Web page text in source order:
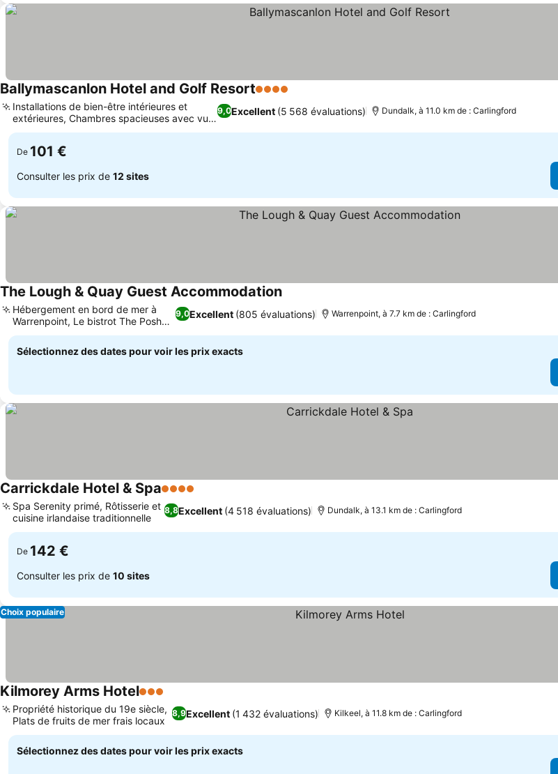
Ballymascanlon Hotel and Golf Resort4 Étoiles
9,0Excellent (5 568 évaluations)
Installations de bien-être intérieures et
extérieures, Chambres spacieuses avec vue
sur la montagne
Dundalk, à 11.0 km de : Carlingford
De 101 €
Consulter les prix de 12 sites
The Lough & Quay Guest AccommodationConsulter les prix
9,0Excellent (805 évaluations)
Hébergement en bord de mer à
Warrenpoint, Le bistrot The Posh
Pig
Warrenpoint, à 7.7 km de : Carlingford
Sélectionnez des dates pour voir les prix exacts
Carrickdale Hotel & Spa4 Étoiles
8,8Excellent (4 518 évaluations)
Spa Serenity primé, Rôtisserie et
cuisine irlandaise traditionnelle
Dundalk, à 13.1 km de : Carlingford
De 142 €
Consulter les prix de 10 sites
Choix populaire
Kilmorey Arms Hotel3 Étoiles
8,9Excellent (1 432 évaluations)
Propriété historique du 19e siècle,
Plats de fruits de mer frais locaux
Kilkeel, à 11.8 km de : Carlingford
Sélectionnez des dates pour voir les prix exacts